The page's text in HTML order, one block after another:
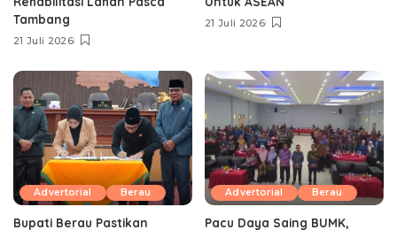
Tambang
21 Juli 2026
21 Juli 2026
Advertorial Berau
Bupati Berau Pastikan
Advertorial Berau
Pacu Daya Saing BUMK,